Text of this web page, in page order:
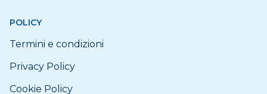
POLICY
Termini e condizioni
Privacy Policy
Cookie Policy